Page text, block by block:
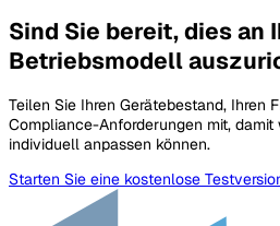
Sind Sie bereit, dies an
Betriebsmodell
Teilen Sie Ihren Gerätebestand, Ihren
Compliance-Anforderungen mit,
individuell anpassen können.
Starten Sie eine kostenlose